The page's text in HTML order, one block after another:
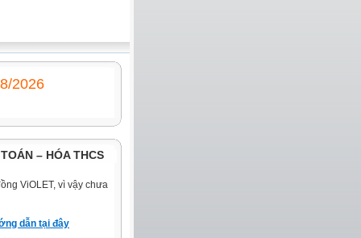
2026
– HÓA THCS
ViOLET, vì vậy chưa
dẫn tại đây